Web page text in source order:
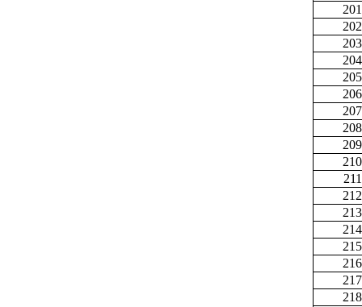
201
202
203
204
205
206
207
208
209
210
211
212
213
214
215
216
217
218